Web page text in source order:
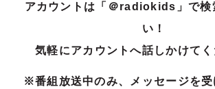
アカウントは「＠radiokids」で検
い！
気軽にアカウントへ話しかけてく
※番組放送中のみ、メッセージを受